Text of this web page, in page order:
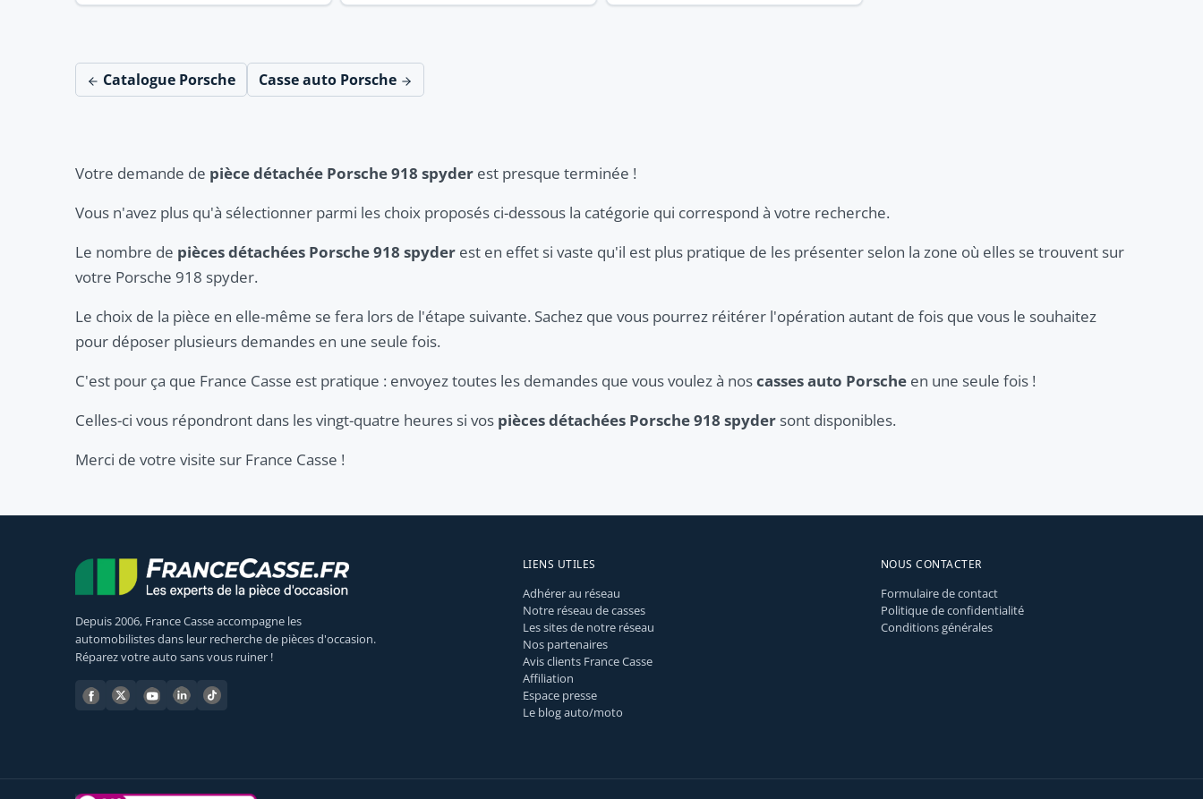
Catalogue Porsche Casse auto Porsche
Votre demande de pièce détachée Porsche 918 spyder est presque terminée !
Vous n'avez plus qu'à sélectionner parmi les choix proposés ci-dessous la catégorie qui correspond à votre recherche.
Le nombre de pièces détachées Porsche 918 spyder est en effet si vaste qu'il est plus pratique de les présenter selon la zone où elles se trouvent sur
votre Porsche 918 spyder.
Le choix de la pièce en elle-même se fera lors de l'étape suivante. Sachez que vous pourrez réitérer l'opération autant de fois que vous le souhaitez
pour déposer plusieurs demandes en une seule fois.
C'est pour ça que France Casse est pratique : envoyez toutes les demandes que vous voulez à noscasses auto Porsche en une seule fois !
Celles-ci vous répondront dans les vingt-quatre heures si vos pièces détachées Porsche 918 spyder sont disponibles.
Merci de votre visite sur France Casse !
Depuis 2006, France Casse accompagne les
automobilistes dans leur recherche de pièces d'occasion.
Réparez votre auto sans vous ruiner !
LIENS UTILES
Adhérer au réseau
Notre réseau de casses
Les sites de notre réseau
Nos partenaires
Avis clients France Casse
Affiliation
Espace presse
Le blog auto/moto
NOUS CONTACTER
Formulaire de contact
Politique de confidentialité
Conditions générales